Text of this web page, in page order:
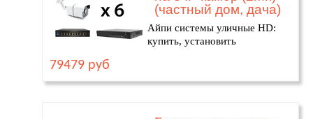
(частный дом, дача)
Айпи системы уличные HD:
купить, установить
79479 руб